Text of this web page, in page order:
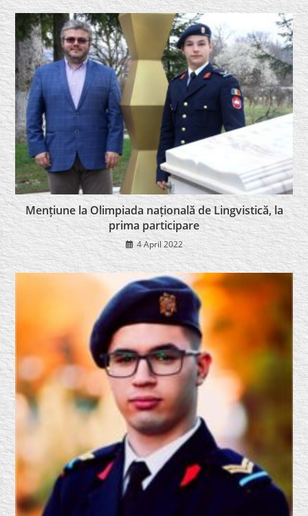
Mențiune la Olimpiada națională de Lingvistică, la
prima participare
4 April 2022